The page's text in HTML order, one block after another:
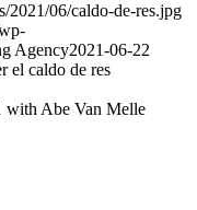
2021/06/caldo-de-res.jpg
Agency2021-06-22
el caldo de res
with Abe Van Melle